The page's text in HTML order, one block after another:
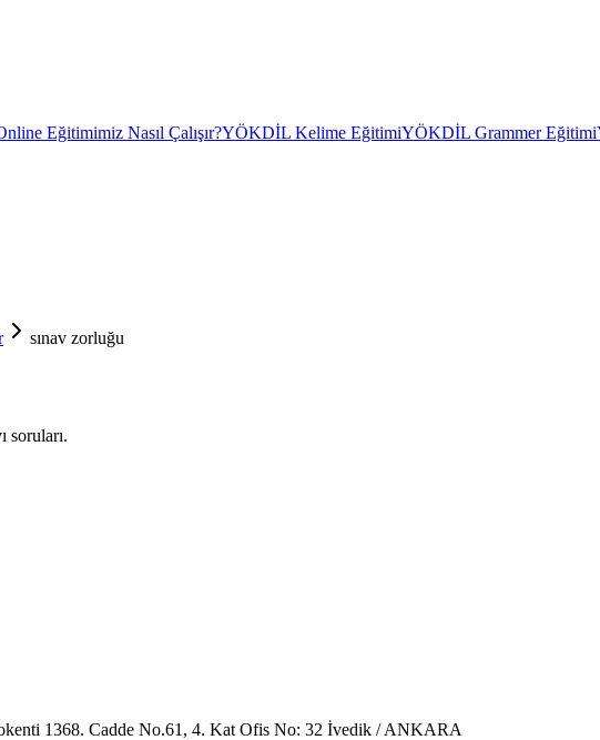
Eğitimimiz Nasıl Çalışır?YÖKDİL Kelime EğitimiYÖKDİL Grammer Eğitimi
sınav zorluğu
soruları.
1368. Cadde No.61, 4. Kat Ofis No: 32 İvedik / ANKARA